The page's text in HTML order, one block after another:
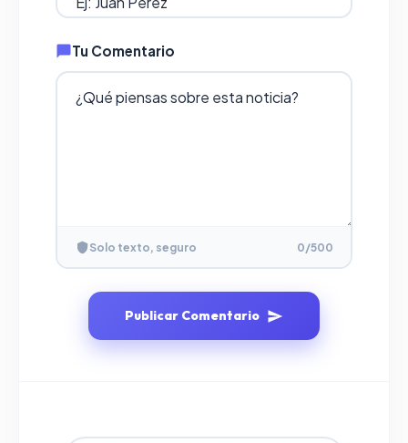
Tu Comentario
Solo texto, seguro 0/500
Publicar Comentario